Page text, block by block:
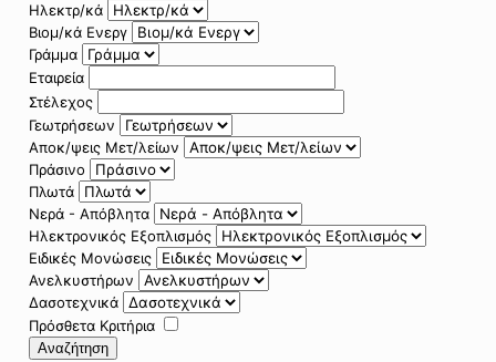
Ηλεκτρ/κά
Βιομ/κά Ενεργ
Γράμμα
Εταιρεία
Στέλεχος
Γεωτρήσεων
Αποκ/ψεις Μετ/λείων
Πράσινο
Πλωτά
Νερά - Απόβλητα
Ηλεκτρονικός Εξοπλισμός
Ειδικές Μονώσεις
Ανελκυστήρων
Δασοτεχνικά
Πρόσθετα Κριτήρια
Αναζήτηση